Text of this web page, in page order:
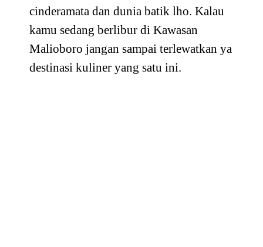
cinderamata dan dunia batik lho. Kalau
kamu sedang berlibur di Kawasan
Malioboro jangan sampai terlewatkan ya
destinasi kuliner yang satu ini.